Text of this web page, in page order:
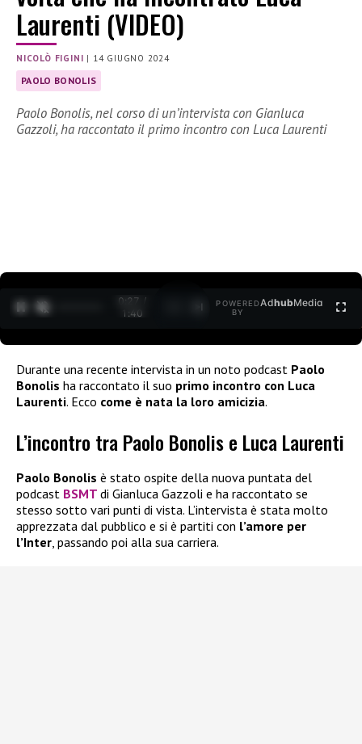
Laurenti (VIDEO)
NICOLÒ FIGINI | 14 GIUGNO 2024
PAOLO BONOLIS
Paolo Bonolis, nel corso di un’intervista con Gianluca
Gazzoli, ha raccontato il primo incontro con Luca Laurenti
0:29 /
1:40
POWERED
BY
AdhubMedia
Durante una recente intervista in un noto podcast Paolo
Bonolis ha raccontato il suo primo incontro con Luca
Laurenti. Ecco come è nata la loro amicizia.
L’incontro tra Paolo Bonolis e Luca Laurenti
Paolo Bonolis è stato ospite della nuova puntata del
podcast BSMT di Gianluca Gazzoli e ha raccontato se
stesso sotto vari punti di vista. L’intervista è stata molto
apprezzata dal pubblico e si è partiti con l’amore per
l’Inter, passando poi alla sua carriera.